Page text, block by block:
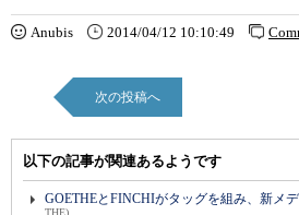
Anubis 2014/04/12 10:10:49
次の投稿へ
以下の記事が関連あるようです
GOETHEとFINCHIがタッグを組み、新メ
THE)